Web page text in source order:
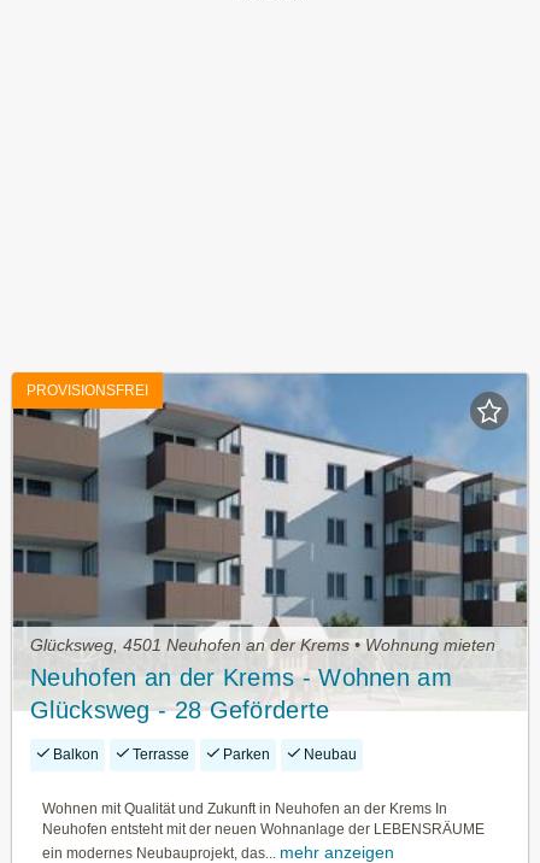
PROVISIONSFREI
Glücksweg, 4501 Neuhofen an der Krems • Wohnung mieten
Neuhofen an der Krems - Wohnen am
Glücksweg - 28 Geförderte
Mietwohnungen
Balkon Terrasse Parken Neubau
Wohnen mit Qualität und Zukunft in Neuhofen an der Krems In
Neuhofen entsteht mit der neuen Wohnanlage der LEBENSRÄUME
ein modernes Neubauprojekt, das...
mehr anzeigen